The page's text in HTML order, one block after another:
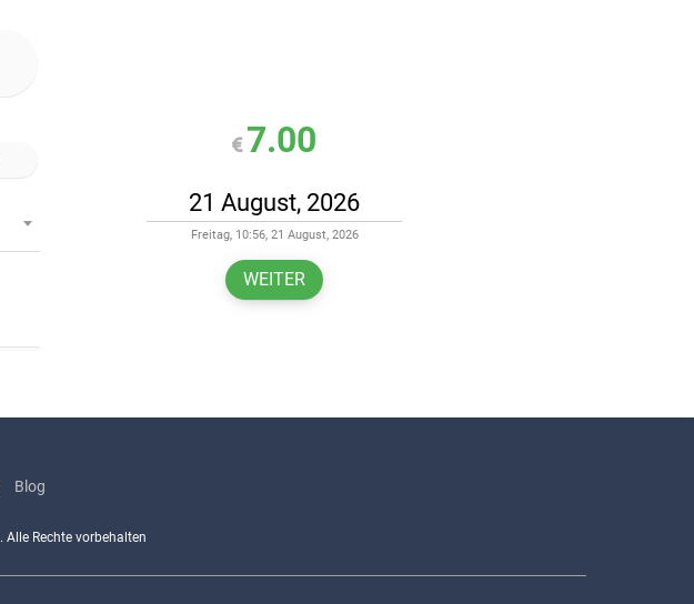
7.00
Freitag, 10:56, 21 August, 2026
WEITER
Blog
. Alle Rechte vorbehalten